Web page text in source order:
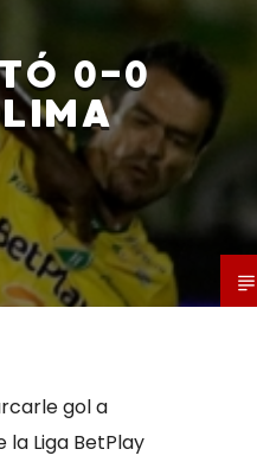
0-0
gol a
la Liga BetPlay